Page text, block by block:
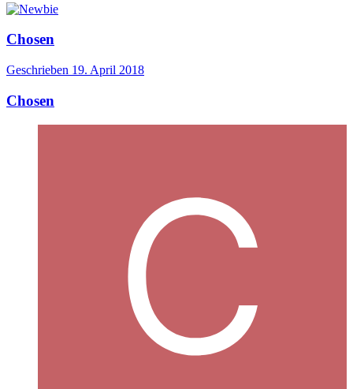
Chosen
Geschrieben 19. April 2018
Chosen